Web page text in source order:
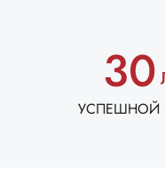
30
УСПЕШНОЙ